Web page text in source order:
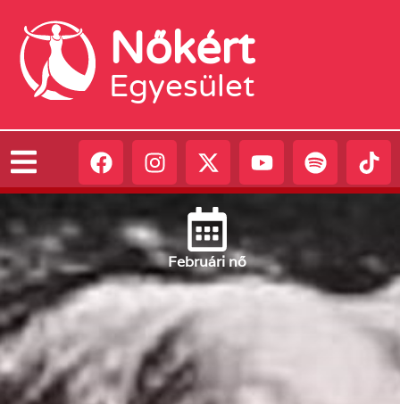
Nőkért
Egyesület
Februári nő